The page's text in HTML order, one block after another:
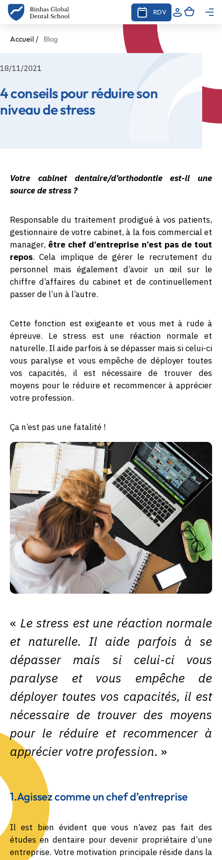
RDV
Accueil / Blog
18/11/2021
4 conseils pour réduire son
niveau de stress
Votre cabinet dentaire/d’orthodontie est-il une
source de stress ?
Responsable du traitement prodigué à vos patients,
gestionnaire de votre cabinet, à la fois commercial et
manager, être chef d’entreprise n’est pas de tout
repos. Cela implique de gérer le recrutement du
personnel mais également d’avoir un œil sur le
chiffre d’affaires du cabinet et de continuellement
passer de l’un à l’autre.
Cette fonction est exigeante et vous met à rude à
épreuve. Le stress est une réaction normale et
naturelle. Il aide parfois à se dépasser mais si celui-ci
vous paralyse et vous empêche de déployer toutes
vos capacités, il est nécessaire de trouver des
moyens pour le réduire et recommencer à apprécier
votre profession.
Ça n’est pas une fatalité !
« Le stress est une réaction normale
et naturelle. Il aide parfois à se
dépasser mais si celui-ci vous
paralyse et vous empêche de
déployer toutes vos capacités, il est
nécessaire de trouver des moyens
pour le réduire et recommencer à
apprécier votre profession. »
1.Agissez comme un chef d’entreprise
Il est bien évident que vous n’avez pas fait des
études en dentaire pour devenir propriétaire d’une
entreprise. Votre motivation principale réside dans la